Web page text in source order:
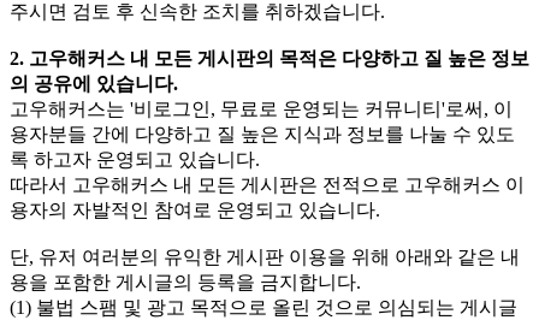
주시면 검토 후 신속한 조치를 취하겠습니다.
2. 고우해커스 내 모든 게시판의 목적은 다양하고 질 높은 정보
의 공유에 있습니다.
고우해커스는 '비로그인, 무료로 운영되는 커뮤니티'로써, 이
용자분들 간에 다양하고 질 높은 지식과 정보를 나눌 수 있도
록 하고자 운영되고 있습니다.
따라서 고우해커스 내 모든 게시판은 전적으로 고우해커스 이
용자의 자발적인 참여로 운영되고 있습니다.
단, 유저 여러분의 유익한 게시판 이용을 위해 아래와 같은 내
용을 포함한 게시글의 등록을 금지합니다.
(1) 불법 스팸 및 광고 목적으로 올린 것으로 의심되는 게시글